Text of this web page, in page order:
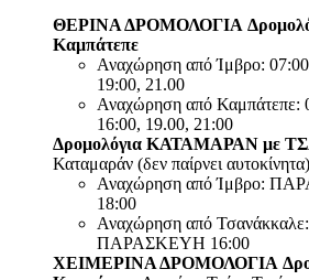
ΘΕΡΙΝΑ ΔΡΟΜΟΛΟΓΙΑ
Καμπάτεπε
Αναχώρηση από Ίμβρο:
19:00, 21.00
Αναχώρηση από Καμπάτεπε:
16:00, 19.00, 21:00
Δρομολόγια ΚΑΤΑΜΑΡΑΝ με
Καταμαράν (δεν παίρνει αυτοκίνητα)
Αναχώρηση από Ίμβρο:
18:00
Αναχώρηση από
ΠΑΡΑΣΚΕΥΗ 16:00
ΧΕΙΜΕΡΙΝΑ ΔΡΟΜΟΛΟΓΙΑ